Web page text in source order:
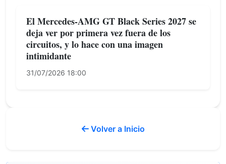
El Mercedes-AMG GT Black Series 2027 se
deja ver por primera vez fuera de los
circuitos, y lo hace con una imagen
intimidante
31/07/2026 18:00
Volver a Inicio